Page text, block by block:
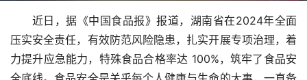
近日，据《中国食品报》报道，湖南省在2024年全面
压实安全责任，有效防范风险隐患，扎实开展专项治理，着
力提升应急能力，特殊食品合格率达 100%，筑牢了食品安